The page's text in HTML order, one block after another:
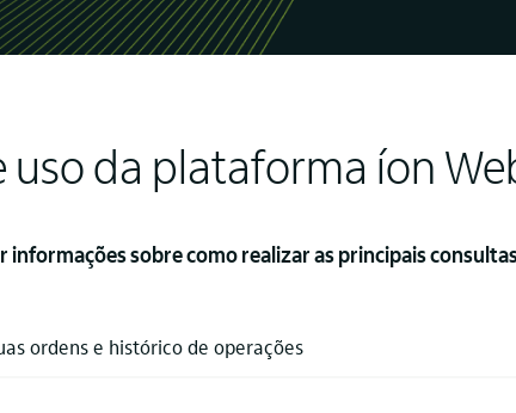
uso da plataforma íon
sobre como realizar as principais
ordens e histórico de operações